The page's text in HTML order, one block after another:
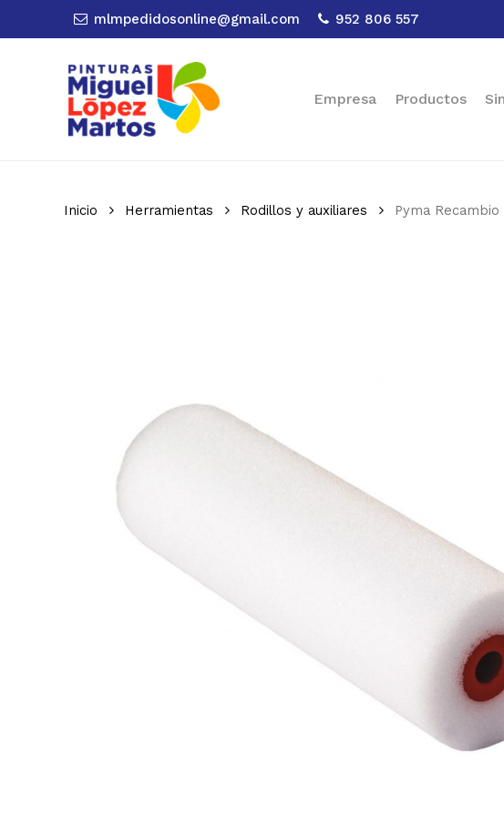
mlmpedidosonline@gmail.com 952 806 557
Empresa Productos
Inicio Herramientas Rodillos y auxiliares Pyma Recambio